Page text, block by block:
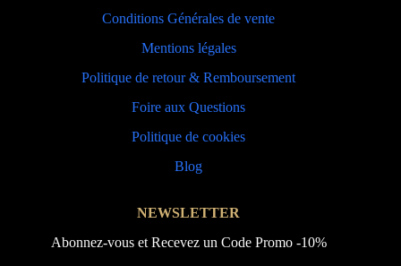
Conditions Générales de vente
Mentions légales
Politique de retour & Remboursement
Foire aux Questions
Politique de cookies
Blog
NEWSLETTER
Abonnez-vous et Recevez un Code Promo -10%